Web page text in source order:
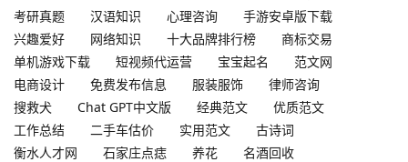
考研真题
汉语知识 心理咨询
手游安卓版下载
兴趣爱好
网络知识 十大品牌排行榜
商标交易
单机游戏下载
短视频代运营 宝宝起名
范文网
电商设计
免费发布信息 服装服饰
律师咨询
搜救犬
Chat GPT中文版 经典范文
优质范文
工作总结
二手车估价 实用范文
古诗词
衡水人才网
石家庄点痣 养花
名酒回收